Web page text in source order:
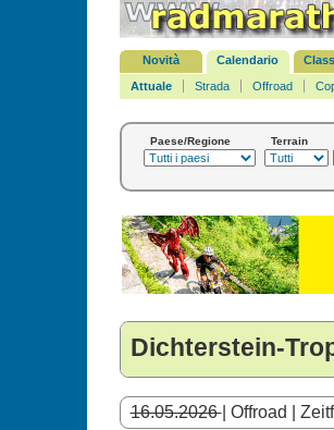
Novità Calendario
Attuale
Strada Offroad
Paese/Regione Terrain
Dichterstein-
16.05.2026| Offroad |